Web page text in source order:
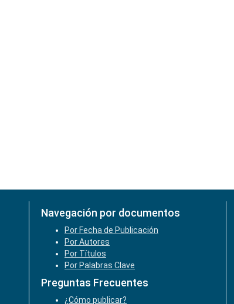
Navegación por documentos
Por Fecha de Publicación
Por Autores
Por Títulos
Por Palabras Clave
Preguntas Frecuentes
¿Cómo publicar?